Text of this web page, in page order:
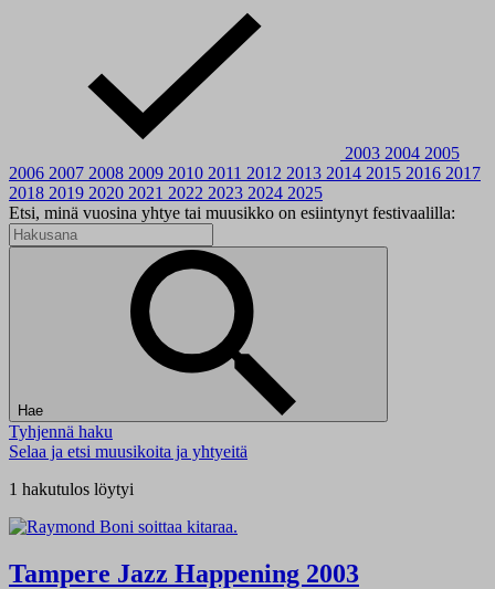
2003 2004 2005
2006 2007 2008 2009 2010 2011 2012 2013 2014 2015 2016 2017
2018 2019 2020 2021 2022 2023 2024 2025
Etsi, minä vuosina yhtye tai muusikko on esiintynyt festivaalilla:
Hae
Tyhjennä haku
Selaa ja etsi muusikoita ja yhtyeitä
1 hakutulos löytyi
Tampere Jazz Happening 2003